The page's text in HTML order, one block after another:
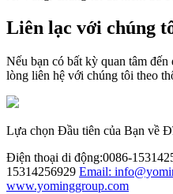
Liên lạc với chúng
Nếu bạn có bất kỳ quan tâm
lòng liên hệ với chúng tôi theo
Lựa chọn Đầu tiên của Bạn về
Điện thoại di động:0086-
15314256929 Email:
www.yominggroup.com